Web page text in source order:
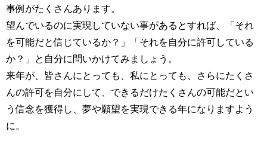
事例がたくさんあります。
望んでいるのに実現していない事があるとすれば、「それ
を可能だと信じているか？」「それを自分に許可している
か？」と自分に問いかけてみましょう。
来年が、皆さんにとっても、私にとっても、さらにたくさ
んの許可を自分にして、できるだけたくさんの可能だとい
う信念を獲得し、夢や願望を実現できる年になりますよう
に。